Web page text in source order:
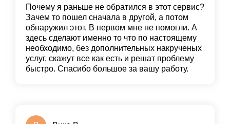
Почему я раньше не обратился в этот сервис?
Зачем то пошел сначала в другой, а потом
обнаружил этот. В первом мне не помогли. А
здесь сделают именно то что по настоящему
необходимо, без дополнительных накрученых
услуг, скажут все как есть и решат проблему
быстро. Спасибо большое за вашу работу.